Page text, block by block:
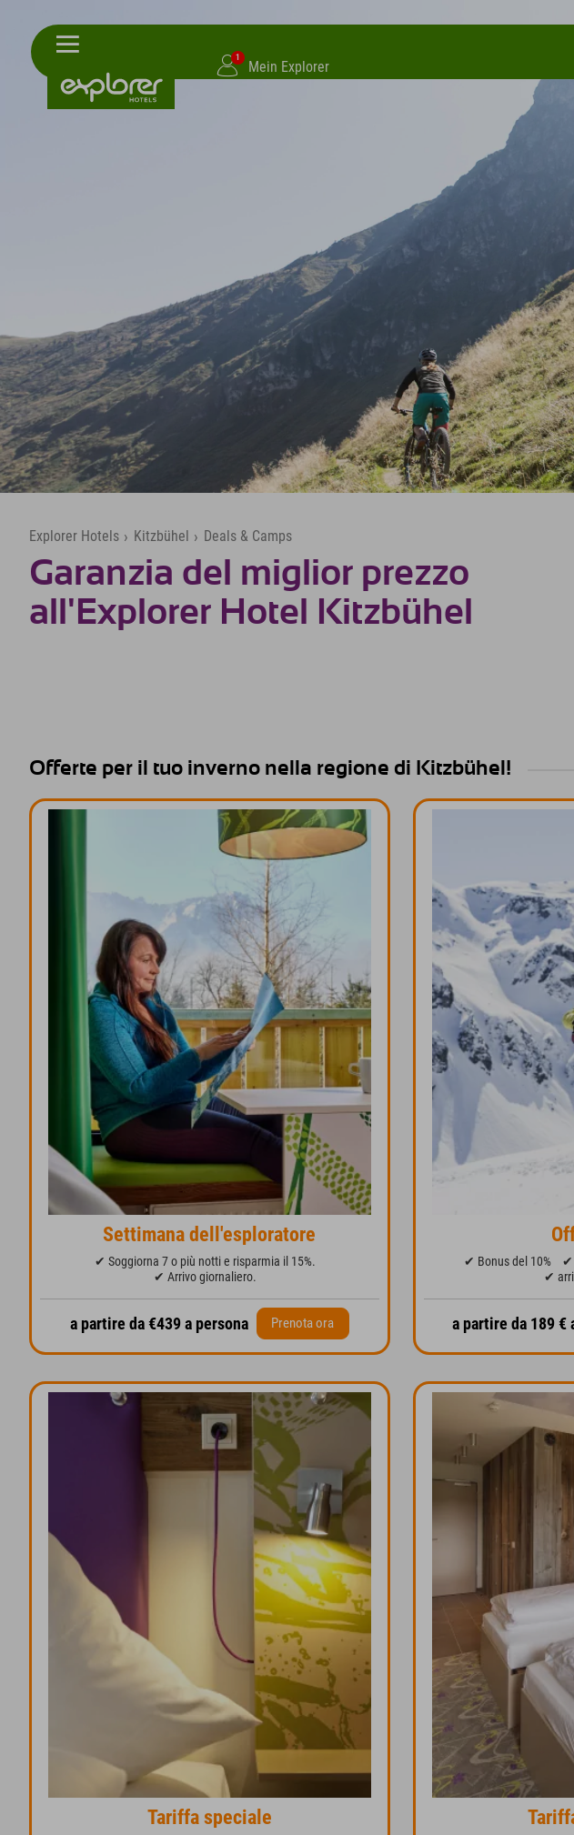
1
Mein Explorer
Explorer Hotels › Kitzbühel › Deals & Camps
Garanzia del miglior prezzo
all'Explorer Hotel Kitzbühel
Offerte per il tuo inverno nella regione di Kitzbühel!
Settimana dell'esploratore
✔ Soggiorna 7 o più notti e risparmia il 15%.
✔ Arrivo giornaliero.
a partire da €439 a persona Prenota ora
✔ Bonus del 10%
✔
✔
a partire da 189 €
Tariffa speciale